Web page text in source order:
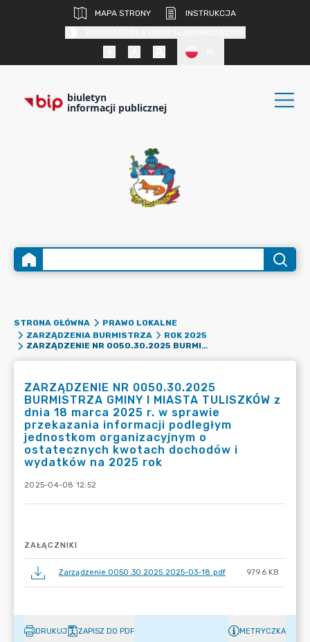
MAPA STRONY
INSTRUKCJA
biuletyn
informacji publicznej
STRONA GŁÓWNA
PRAWO LOKALNE
ZARZĄDZENIA BURMISTRZA
ROK 2025
ZARZĄDZENIE NR 0050.30.2025 BURMISTRZA GMINY I MIASTA TULISZKÓW Z DNIA 18 MARCA 2025 R. W SPRAWIE PRZEKAZANIA INFORMACJI PODLEGŁYM JEDNOSTKOM ORGANIZACYJNYM O OSTATECZNYCH KWOTACH DOCHODÓW I WYDATKÓW NA 2025 ROK
ZARZĄDZENIE NR 0050.30.2025
BURMISTRZA GMINY I MIASTA TULISZKÓW z
dnia 18 marca 2025 r. w sprawie
przekazania informacji podległym
jednostkom organizacyjnym o
ostatecznych kwotach dochodów i
wydatków na 2025 rok
2025-04-08 12:52
ZAŁĄCZNIKI
Zarządzenie.0050.30.2025.2025-03-18.pdf 979.6 KB
DRUKUJ ZAPISZ DO PDF METRYCZKA